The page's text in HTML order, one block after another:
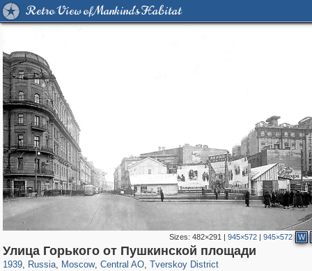
Retro View of Mankind's Habitat
Sizes: 482×291 | 945×572| 945×572 W
Улица Горького от Пушкинской площади
1939, Russia
1,407,206 29,248
, Moscow
319,878 8,286
, Central AO
160,021 5,916
, Tverskoy District
53,055 2,283